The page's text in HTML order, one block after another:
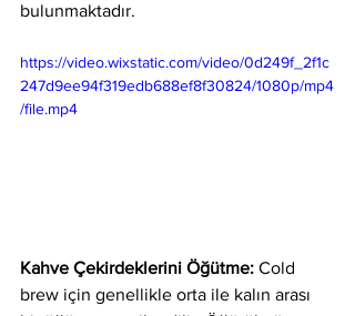
bulunmaktadır.
https://video.wixstatic.com/video/0d249f_2f1c
247d9ee94f319edb688ef8f30824/1080p/mp4
/file.mp4
Kahve Çekirdeklerini Öğütme: Cold
brew için genellikle orta ile kalın arası